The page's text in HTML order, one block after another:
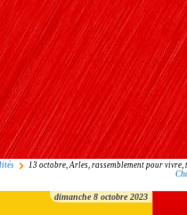
13 octobre, Arles, rassemblement pour
dimanche 8 octobre 2023